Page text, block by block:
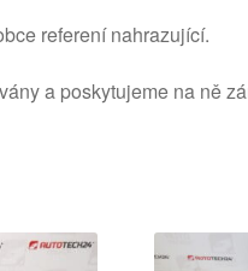
referení nahrazující.
a poskytujeme na ně